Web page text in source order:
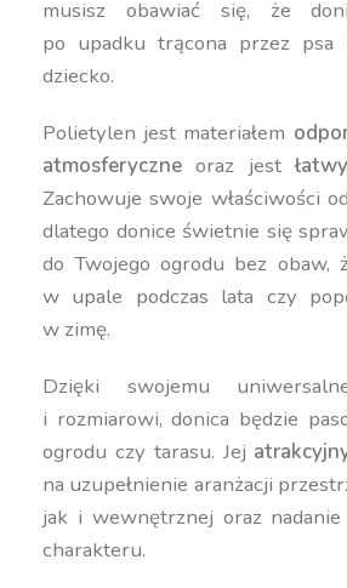
musisz obawiać się, że
po upadku trącona przez psa
dziecko.
Polietylen jest materiałem
atmosferyczne oraz jest
Zachowuje swoje
dlatego donice świetnie się
do Twojego ogrodu bez obaw,
w upale podczas lata czy
w zimę.
Dzięki swojemu
i rozmiarowi, donica będzie
ogrodu czy tarasu. Jej
na uzupełnienie aranżacji
jak i wewnętrznej oraz nadanie
charakteru.